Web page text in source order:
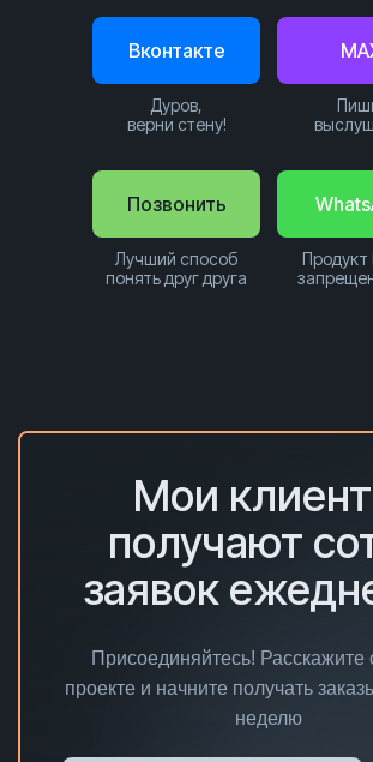
Позвонить
Лучший способ
понять друг друга
Продукт
Вконтакте
Дуров,
верни стену!
Мои
получают
заявок
Присоединяйтесь!
проекте и начните получать
неделю